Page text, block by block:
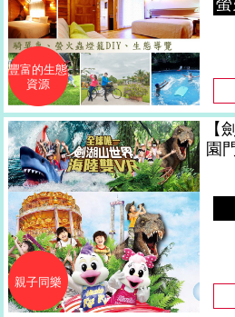
豐富的生態
資源
親子同樂
【
園